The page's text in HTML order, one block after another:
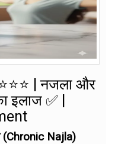
| नजला और
इलाज ✅ |
(Chronic Najla)